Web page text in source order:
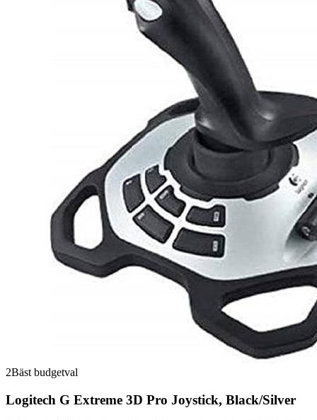
2Bäst budgetval
Logitech G Extreme 3D Pro Joystick, Black/Silver